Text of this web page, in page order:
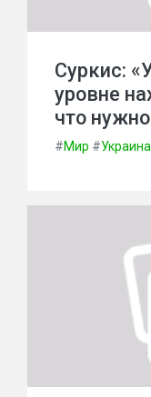
Суркис:
уровне
что
#Мир #Украина